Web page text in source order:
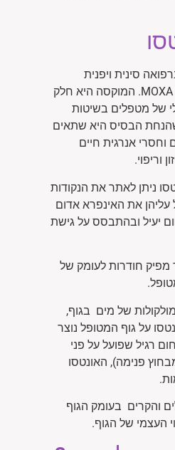
סינית ויפנית
MOXA. המוקסה היא חלק
של מטפלים בשיטות
הבסיס היא שתאים
אנרגית חיים
וריפוי.
ניתן לאתר את הנקודות
עליהן את האינפרא אדום
יעיל ובהתבסס על גישת
מפיק חודרות לעומק של
של מים בגוף,
על גוף המטופל נוצר
רגיל שפועל על פני
פנימה), האונטסו
והקרים בעומק הגוף
העצמי של הגוף.